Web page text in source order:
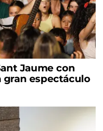
Jaume con
espectáculo